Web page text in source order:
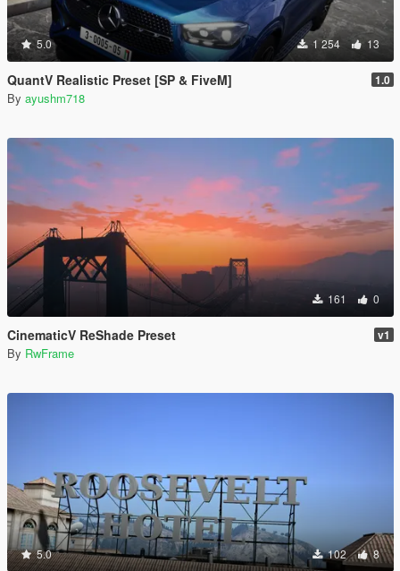
5.0 1 254 13
QuantV Realistic Preset [SP & FiveM] 1.0
By ayushm718
161 0
CinematicV ReShade Preset v1
By RwFrame
5.0 102 8